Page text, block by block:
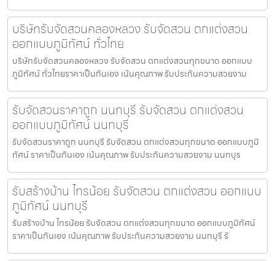
บริษัทรับจัดสวนคลองหลวง รับจัดสวน ตกแต่งสวน
ออกแบบภูมิทัศน์ ทั่วไทย
บริษัทรับจัดสวนคลองหลวง รับจัดสวน ตกแต่งสวนทุกขนาด ออกแบบ
ภูมิทัศน์ ทั่วไทยราคาเป็นกันเอง เน้นคุณภาพ รับประกันความสวยงาม
รับจัดสวนราคาถูก นนทบุรี รับจัดสวน ตกแต่งสวน
ออกแบบภูมิทัศน์ นนทบุรี
รับจัดสวนราคาถูก นนทบุรี รับจัดสวน ตกแต่งสวนทุกขนาด ออกแบบภูมิ
ทัศน์ ราคาเป็นกันเอง เน้นคุณภาพ รับประกันความสวยงาม นนทบุร
รับสร้างบ้าน ไทรน้อย รับจัดสวน ตกแต่งสวน ออกแบบ
ภูมิทัศน์ นนทบุรี
รับสร้างบ้าน ไทรน้อย รับจัดสวน ตกแต่งสวนทุกขนาด ออกแบบภูมิทัศน์
ราคาเป็นกันเอง เน้นคุณภาพ รับประกันความสวยงาม นนทบุรี รั